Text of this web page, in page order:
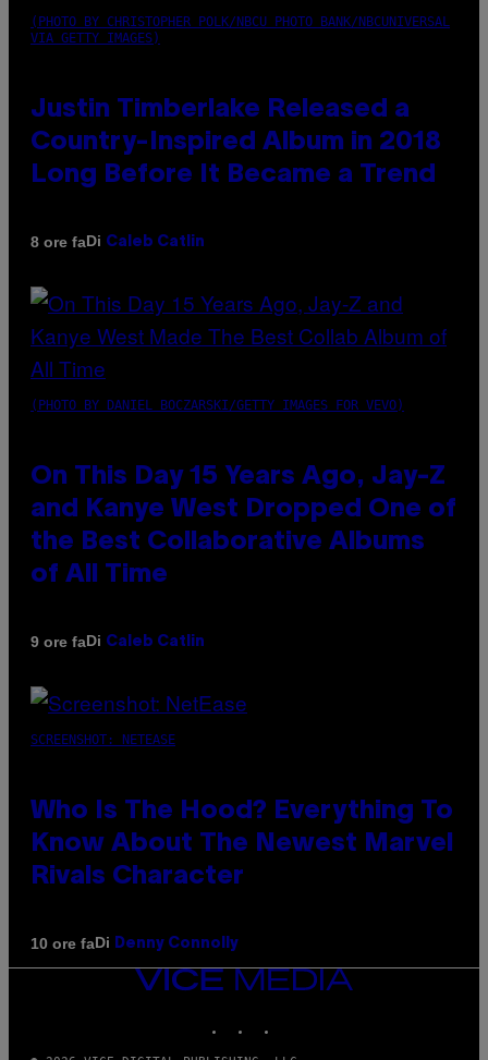
(PHOTO BY CHRISTOPHER POLK/NBCU PHOTO BANK/NBCUNIVERSAL
VIA GETTY IMAGES)
Justin Timberlake Released a
Country-Inspired Album in 2018
Long Before It Became a Trend
8 ore faDi Caleb Catlin
(PHOTO BY DANIEL BOCZARSKI/GETTY IMAGES FOR VEVO)
On This Day 15 Years Ago, Jay-Z
and Kanye West Dropped One of
the Best Collaborative Albums
of All Time
9 ore faDi Caleb Catlin
SCREENSHOT: NETEASE
Who Is The Hood? Everything To
Know About The Newest Marvel
Rivals Character
10 ore faDi Denny Connolly
VICE